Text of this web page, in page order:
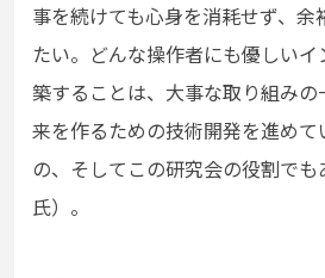
事を続けても心身を消耗せず、余
たい。どんな操作者にも優しい
築することは、大事な取り組みの
来を作るための技術開発を進め
の、そしてこの研究会の役割で
氏）。